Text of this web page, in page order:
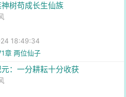
树苟成长生仙族
24 18:49:34
章 两位仙子
：一分耕耘十分收获